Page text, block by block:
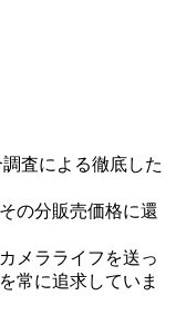
査による徹底した
の分販売価格に還
メラライフを送っ
常に追求していま